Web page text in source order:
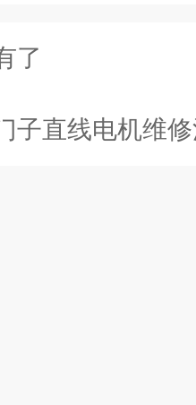
了
子直线电机维